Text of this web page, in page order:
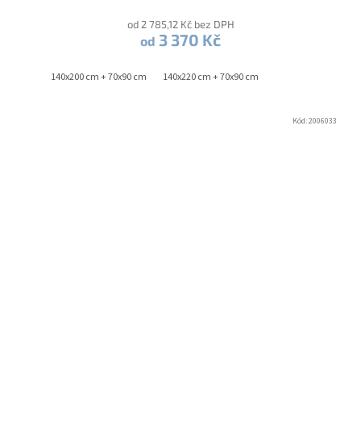
od 2 785,12 Kč bez DPH
od 3 370 Kč
140x200 cm + 70x90 cm 140x220 cm + 70x90 cm
Kód:2006033